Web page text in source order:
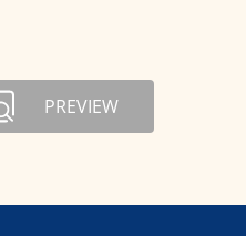
PREVIEW